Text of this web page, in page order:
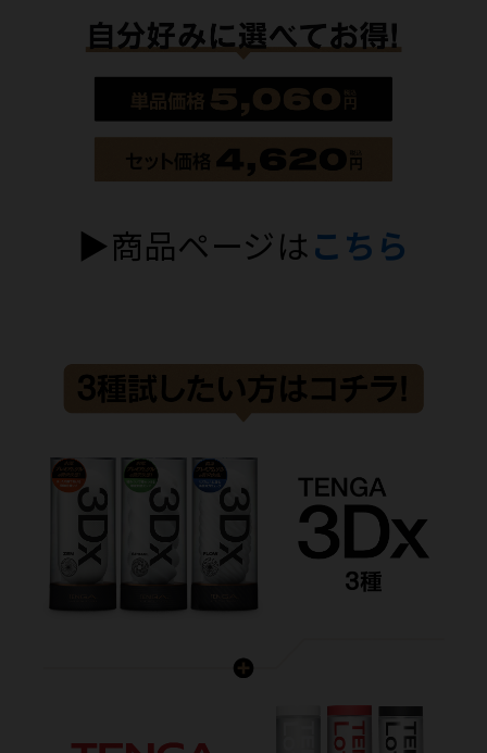
▶商品ページはこちら